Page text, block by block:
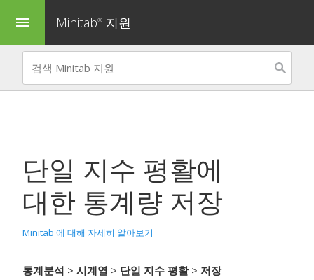
menu Minitab® 지원
단일 지수 평활에
대한 통계량 저장
Minitab 에 대해 자세히 알아보기
통계분석 > 시계열 > 단일 지수 평활> 저장